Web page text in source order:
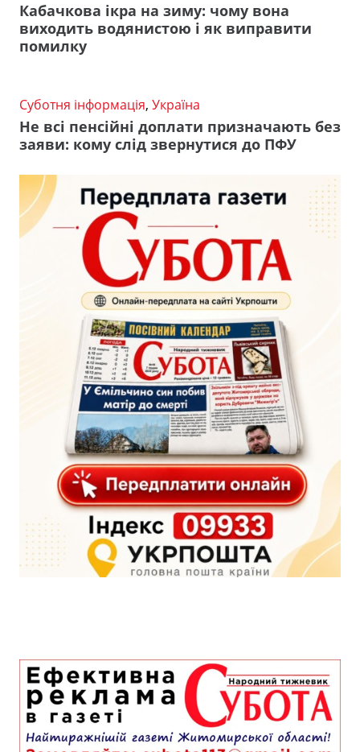
Кабачкова ікра на зиму: чому вона
виходить водянистою і як виправити
помилку
Суботня інформація, Україна
Не всі пенсійні доплати призначають без
заяви: кому слід звернутися до ПФУ